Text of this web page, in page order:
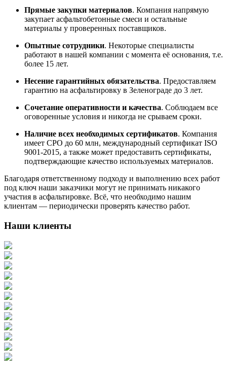
Прямые закупки материалов. Компания напрямую
закупает асфальтобетонные смеси и остальные
материалы у проверенных поставщиков.
Опытные сотрудники. Некоторые специалисты
работают в нашей компании с момента её основания, т.е.
более 15 лет.
Несение гарантийных обязательства. Предоставляем
гарантию на асфальтировку в Зеленограде до 3 лет.
Сочетание оперативности и качества. Соблюдаем все
оговоренные условия и никогда не срываем сроки.
Наличие всех необходимых сертификатов. Компания
имеет СРО до 60 млн, международный сертификат ISO
9001-2015, а также может предоставить сертификаты,
подтверждающие качество используемых материалов.
Благодаря ответственному подходу и выполнению всех работ
под ключ наши заказчики могут не принимать никакого
участия в асфальтировке. Всё, что необходимо нашим
клиентам — периодически проверять качество работ.
Наши клиенты